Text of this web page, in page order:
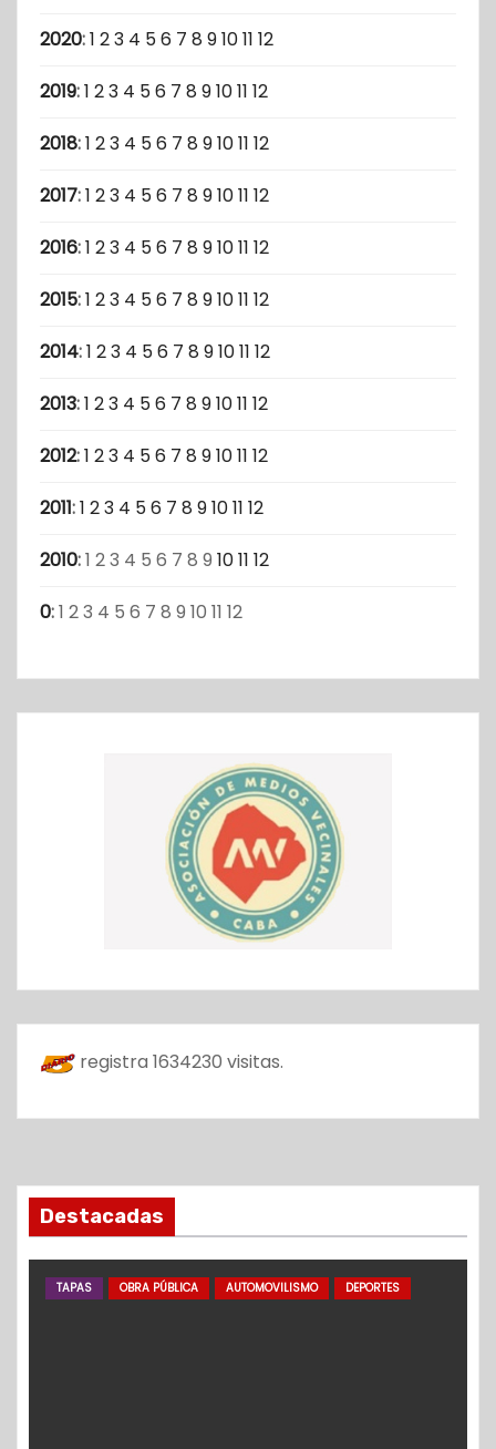
2020:1 23 4 56 7 8 91011 12
2019:1 23 4 56 7 8 91011 12
2018:1 23 4 56 7 8 91011 12
2017:1 23 4 56 7 8 91011 12
2016:1 23 4 56 7 8 91011 12
2015:1 23 4 56 7 8 91011 12
2014:1 23 4 56 7 8 91011 12
2013:1 23 4 56 7 8 91011 12
2012:1 23 4 56 7 8 91011 12
2011:1 23 4 56 7 8 91011 12
2010:1 23 4 5 6 7 8 9 1011 12
0:1 23 4 5 6 7 8 9 10 11 12
registra 1634230 visitas.
Destacadas
TAPAS OBRA PÚBLICA AUTOMOVILISMO DEPORTES